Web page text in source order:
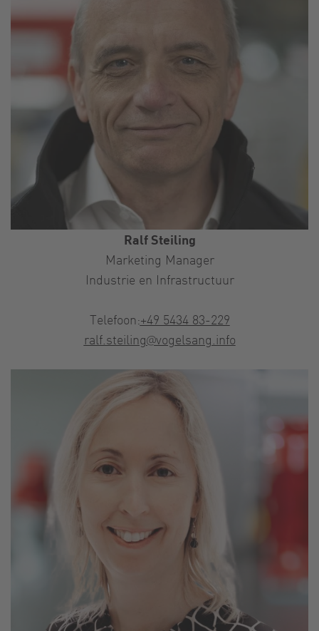
Ralf Steiling
Marketing Manager
Industrie en Infrastructuur
Telefoon:+49 5434 83-229
ralf.steiling@vogelsang.info